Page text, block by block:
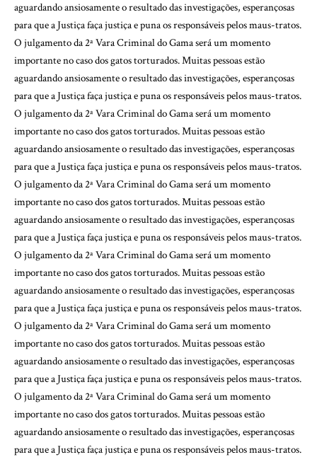
aguardando ansiosamente o resultado das investigações, esperançosas
para que a Justiça faça justiça e puna os responsáveis pelos maus-tratos.
O julgamento da 2ª Vara Criminal do Gama será um momento
importante no caso dos gatos torturados. Muitas pessoas estão
aguardando ansiosamente o resultado das investigações, esperançosas
para que a Justiça faça justiça e puna os responsáveis pelos maus-tratos.
O julgamento da 2ª Vara Criminal do Gama será um momento
importante no caso dos gatos torturados. Muitas pessoas estão
aguardando ansiosamente o resultado das investigações, esperançosas
para que a Justiça faça justiça e puna os responsáveis pelos maus-tratos.
O julgamento da 2ª Vara Criminal do Gama será um momento
importante no caso dos gatos torturados. Muitas pessoas estão
aguardando ansiosamente o resultado das investigações, esperançosas
para que a Justiça faça justiça e puna os responsáveis pelos maus-tratos.
O julgamento da 2ª Vara Criminal do Gama será um momento
importante no caso dos gatos torturados. Muitas pessoas estão
aguardando ansiosamente o resultado das investigações, esperançosas
para que a Justiça faça justiça e puna os responsáveis pelos maus-tratos.
O julgamento da 2ª Vara Criminal do Gama será um momento
importante no caso dos gatos torturados. Muitas pessoas estão
aguardando ansiosamente o resultado das investigações, esperançosas
para que a Justiça faça justiça e puna os responsáveis pelos maus-tratos.
O julgamento da 2ª Vara Criminal do Gama será um momento
importante no caso dos gatos torturados. Muitas pessoas estão
aguardando ansiosamente o resultado das investigações, esperançosas
para que a Justiça faça justiça e puna os responsáveis pelos maus-tratos.